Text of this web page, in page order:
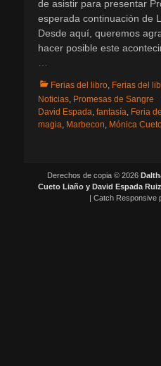
de asistir para presentar
esperada continuación de
Desde aquí, queremos
hacer posible este
Categorias
Ferias del libro, Ferias del
Noticias, Promesas de Sangre
David Espada, fantasía, Feria
magia, Marbecon, Mónica
Derechos de copia © 2026
Cueto Liaño y David Espada Ruiz
| Catch Responsive